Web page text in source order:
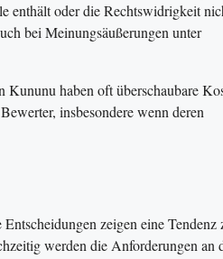
enthält oder die Rechtswidrigkeit
bei Meinungsäußerungen unter
haben oft überschaubare
insbesondere wenn deren
zeigen eine Tendenz
werden die Anforderungen an